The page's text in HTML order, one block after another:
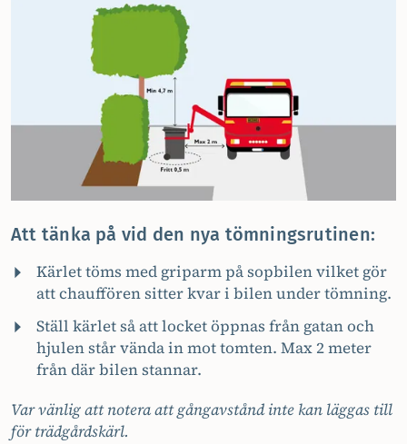
Att tänka på vid den nya tömningsrutinen:
Kärlet töms med griparm på sopbilen vilket gör
att chauffören sitter kvar i bilen under tömning.
Ställ kärlet så att locket öppnas från gatan och
hjulen står vända in mot tomten. Max 2 meter
från där bilen stannar.
Var vänlig att notera att gångavstånd inte kan läggas till
för trädgårdskärl.